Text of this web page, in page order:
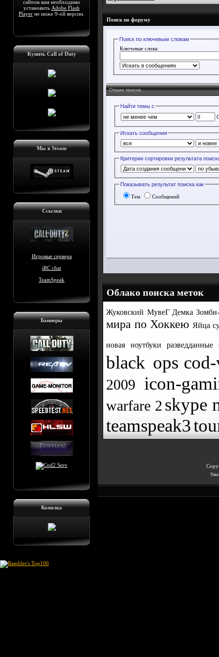
сайтом вам необходимо
установить Adobe Flash
Player не ниже 9-ой версии.
Купить Call of Duty
Мы в Steam
Ссылки
Игровые сервера
iRC chat
TeamSpeak
Баннеры
Копилка
Поиск по форуму
Поиск по ключевым словам
Ключевые слова:
Опции поиска
Найти темы с
Искать сообщения
Критерии сортировки результата
Показывать результат поиска как
Тем Сообщений
Облако поиска меток
Жуковский МувеГ Демка
мира по Хоккею Яйца
новая ноутбуки разведданные
black ops
2009 icon-
warfare 2 skype
teamspeak3
Уже